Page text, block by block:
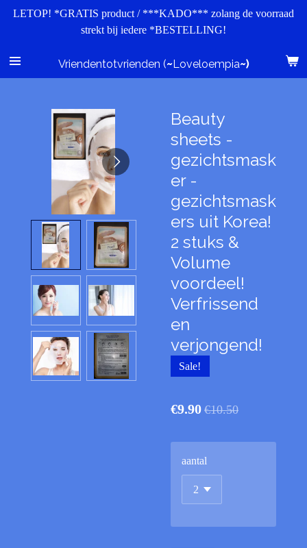
Skip
content
Vriendentotvrienden (~Loveloempia~)
LETOP! *GRATIS product / ***KADO*** zolang de voorraad
strekt bij iedere *BESTELLING!
Beauty
sheets -
gezichtsmask
er -
gezichtsmask
ers uit Korea!
2 stuks &
Volume
voordeel!
Verfrissend
en
verjongend!
Sale!
€9.90 €10.50
aantal